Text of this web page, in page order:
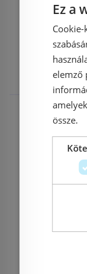
Ez a
elemző
össze.